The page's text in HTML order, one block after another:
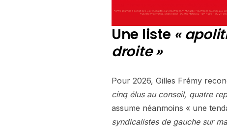
Une liste «
droite »
Pour 2026, Gilles Frémy
cinq élus au conseil, quatre
assume néanmoins « une
syndicalistes de gauche sur